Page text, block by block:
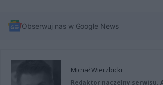
Obserwuj nas w Google News
Michał Wierzbicki
Redaktor naczelny serwisu.